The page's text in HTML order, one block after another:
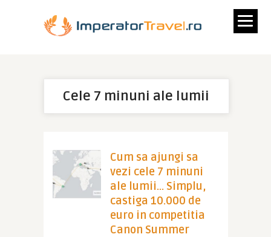
Cele 7 minuni ale lumii
Cum sa ajungi sa
vezi cele 7 minuni
ale lumii… Simplu,
castiga 10.000 de
euro in competitia
Canon Summer